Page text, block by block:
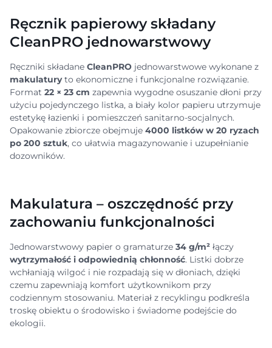
Ręcznik papierowy składany
CleanPRO jednowarstwowy
Ręczniki składane CleanPRO jednowarstwowe wykonane z
makulaturyto ekonomiczne i funkcjonalne rozwiązanie.
Format 22 × 23 cm zapewnia wygodne osuszanie dłoni przy
użyciu pojedynczego listka, a biały kolor papieru utrzymuje
estetykę łazienki i pomieszczeń sanitarno-socjalnych.
Opakowanie zbiorcze obejmuje 4000 listków w 20 ryzach
po 200 sztuk, co ułatwia magazynowanie i uzupełnianie
dozowników.
Makulatura – oszczędność przy
zachowaniu funkcjonalności
Jednowarstwowy papier o gramaturze 34 g/m² łączy
wytrzymałość i odpowiednią chłonność. Listki dobrze
wchłaniają wilgoć i nie rozpadają się w dłoniach, dzięki
czemu zapewniają komfort użytkownikom przy
codziennym stosowaniu. Materiał z recyklingu podkreśla
troskę obiektu o środowisko i świadome podejście do
ekologii.